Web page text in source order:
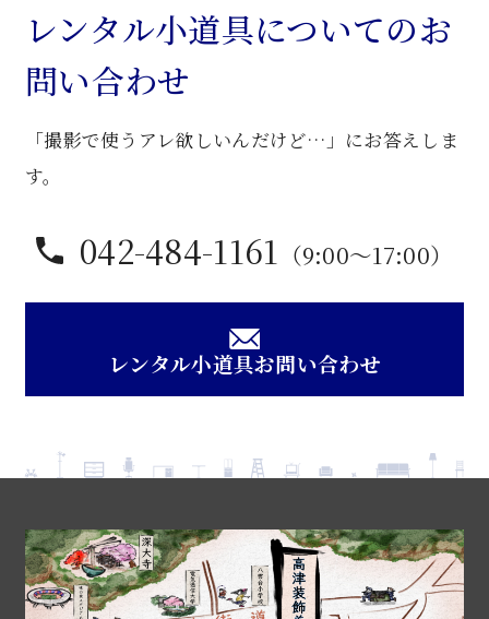
卓
個
レンタル小道具についてのお
問い合わせ
「撮影で使うアレ欲しいんだけど…」にお答えしま
す。
042-484-1161 （9:00〜17:00）
レンタル小道具お問い合わせ